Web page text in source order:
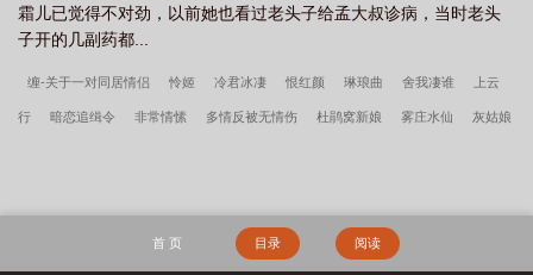
霜儿已觉得不对劲，以前她也看过老头子给孟大叔诊病，当时老头
子开的几副药都...
缠-关于一对同居情侣 怜姬 冷君冰凄 恨红颜 琳琅曲 舍我凄谁 上云
行 暗恋追缉令 非常情愫 多情反被无情伤 杜鹃窝新娘 雾庄水仙 灰姑娘
大荒经 逆转 边军悍卒 李小萌周文瑞
首 页 目录 阅读